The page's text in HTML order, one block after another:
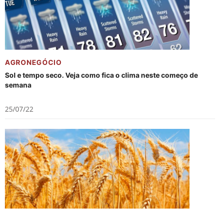
AGRONEGÓCIO
Sol e tempo seco. Veja como fica o clima neste começo de
semana
25/07/22